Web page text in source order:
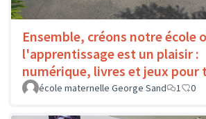
Ensemble, créons notre école
l'apprentissage est un plaisir :
numérique, livres et jeux pour
école maternelle George Sand 1 0